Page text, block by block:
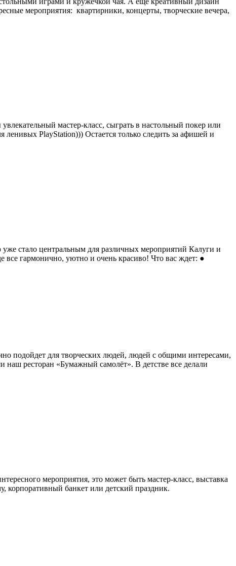
мероприятия: квартирники, концерты, творческие вечера,
мастер-класс, сыграть в настольный покер или
ленивых PlayStation))) Остается только следить за афишей и
стало центральным для различных мероприятий Калуги и
все гармонично, уютно и очень красиво! Что вас ждет: ●
подойдет для творческих людей, людей с общими интересами,
ресторан «Бумажный самолёт». В детстве все делали
мероприятия, это может быть мастер-класс, выставка
корпоративный банкет или детский праздник.